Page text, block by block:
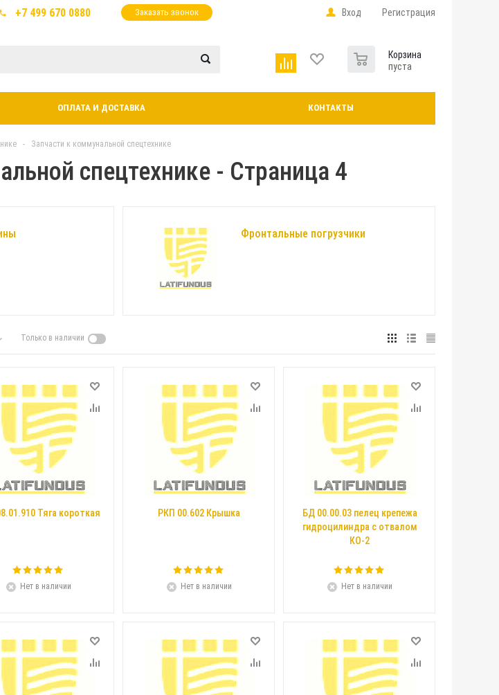
+7 499 670 0880 Заказать звонок Вход Регистрация
Корзина
пуста
ОПЛАТА И ДОСТАВКА КОНТАКТЫ
- Запчасти к коммунальной спецтехнике
спецтехнике - Страница 4
Фронтальные погрузчики
Только в наличии
Тяга короткая
Нет в наличии
РКП 00.602 Крышка
Нет в наличии
БД 00.00.03 пелец крепежа
гидроцилиндра с отвалом
КО-2
Нет в наличии